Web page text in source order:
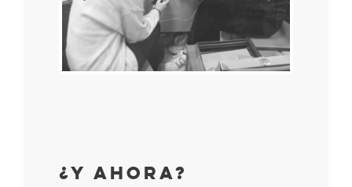
Previous
¿Y Ahora?